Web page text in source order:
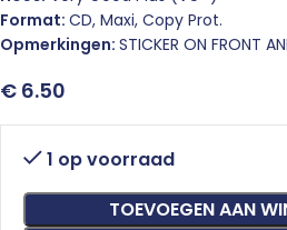
Format: CD, Maxi, Copy Prot.
Opmerkingen: STICKER ON FRONT
€ 6.50
1 op voorraad
TOEVOEGEN AAN